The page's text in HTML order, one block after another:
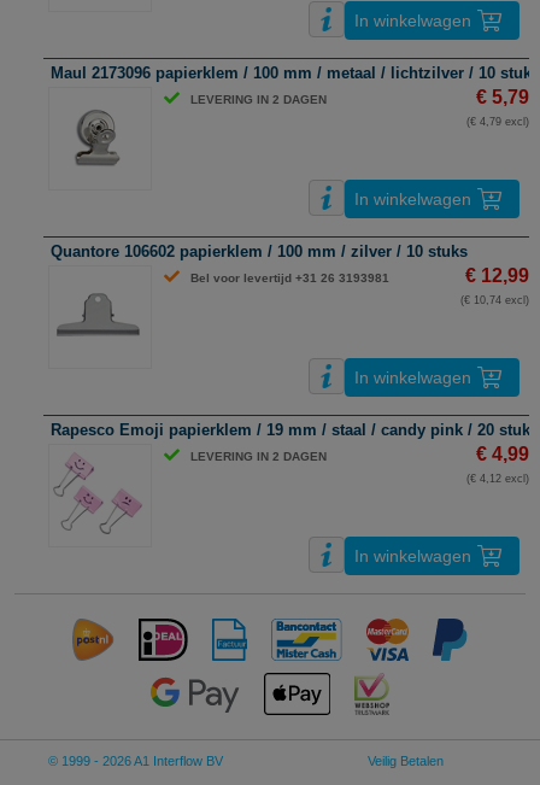
In winkelwagen
Maul 2173096 papierklem / 100 mm / metaal / lichtzilver / 10 stuks
LEVERING IN 2 DAGEN € 5,79
(€ 4,79 excl)
In winkelwagen
Quantore 106602 papierklem / 100 mm / zilver / 10 stuks
Bel voor levertijd +31 26 3193981 € 12,99
(€ 10,74 excl)
In winkelwagen
Rapesco Emoji papierklem / 19 mm / staal / candy pink / 20 stuks
LEVERING IN 2 DAGEN € 4,99
(€ 4,12 excl)
In winkelwagen
© 1999 - 2026 A1 Interflow BV Veilig Betalen